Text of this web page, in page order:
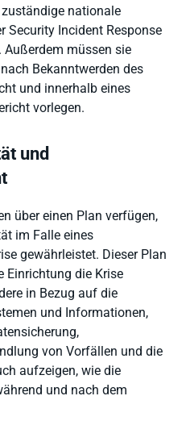
zuständige nationale
Security Incident Response
Außerdem müssen sie
Bekanntwerden des
und innerhalb eines
vorlegen.
und
über einen Plan verfügen,
im Falle eines
gewährleistet. Dieser Plan
Einrichtung die Krise
in Bezug auf die
und Informationen,
von Vorfällen und die
aufzeigen, wie die
und nach dem